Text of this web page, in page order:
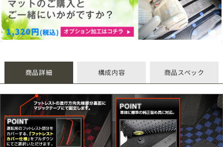
商品詳細 構成内容 商品スペック